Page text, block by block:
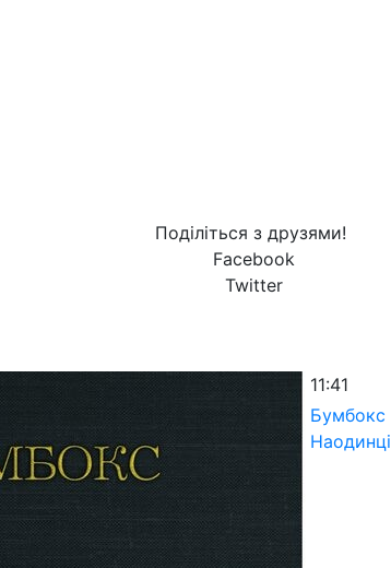
Поділіться з друзями!
Facebook
Twitter
11:41
Бумбокс
Наодинці